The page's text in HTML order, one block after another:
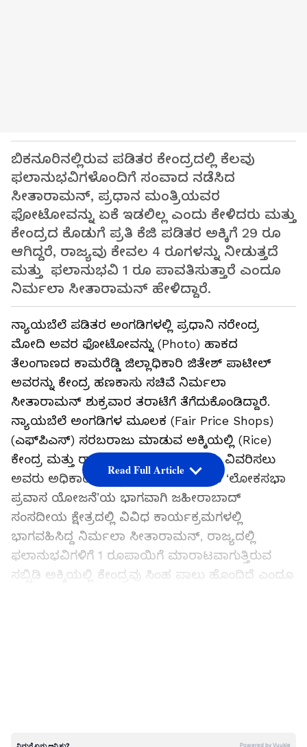
ಬಿಕನೂರಿನಲ್ಲಿರುವ ಪಡಿತರ ಕೇಂದ್ರದಲ್ಲಿ ಕೆಲವು
ಫಲಾನುಭವಿಗಳೊಂದಿಗೆ ಸಂವಾದ ನಡೆಸಿದ
ಸೀತಾರಾಮನ್, ಪ್ರಧಾನ ಮಂತ್ರಿಯವರ
ಫೋಟೋವನ್ನು ಏಕೆ ಇಡಲಿಲ್ಲ ಎಂದು ಕೇಳಿದರು ಮತ್ತು
ಕೇಂದ್ರದ ಕೊಡುಗೆ ಪ್ರತಿ ಕೆಜಿ ಪಡಿತರ ಅಕ್ಕಿಗೆ 29 ರೂ
ಆಗಿದ್ದರೆ, ರಾಜ್ಯವು ಕೇವಲ 4 ರೂಗಳನ್ನು ನೀಡುತ್ತದೆ
ಮತ್ತು ಫಲಾನುಭವಿ 1 ರೂ ಪಾವತಿಸುತ್ತಾರೆ ಎಂದೂ
ನಿರ್ಮಲಾ ಸೀತಾರಾಮನ್‌ ಹೇಳಿದ್ದಾರೆ.
ನ್ಯಾಯಬೆಲೆ ಪಡಿತರ ಅಂಗಡಿಗಳಲ್ಲಿ ಪ್ರಧಾನಿ ನರೇಂದ್ರ
ಮೋದಿ ಅವರ ಫೋಟೋವನ್ನು (Photo) ಹಾಕದ
ತೆಲಂಗಾಣದ ಕಾಮರೆಡ್ಡಿ ಜಿಲ್ಲಾಧಿಕಾರಿ ಜಿತೇಶ್ ಪಾಟೀಲ್
ಅವರನ್ನು ಕೇಂದ್ರ ಹಣಕಾಸು ಸಚಿವೆ ನಿರ್ಮಲಾ
ಸೀತಾರಾಮನ್ ಶುಕ್ರವಾರ ತರಾಟೆಗೆ ತೆಗೆದುಕೊಂಡಿದ್ದಾರೆ.
ನ್ಯಾಯಬೆಲೆ ಅಂಗಡಿಗಳ ಮೂಲಕ (Fair Price Shops)
(ಎಫ್‌ಪಿಎಸ್) ಸರಬರಾಜು ಮಾಡುವ ಅಕ್ಕಿಯಲ್ಲಿ (Rice)
ಕೇಂದ್ರ ಮತ್ತು ರಾಜ್ಯಗಳ ಪಾಲು ಎಷ್ಟು ಎಂದು ವಿವರಿಸಲು
ಅವರು ಅಧಿಕಾರಿಯನ್ನು ಕೇಳಿದರು. ಬಿಜೆಪಿಯ ‘ಲೋಕಸಭಾ
ಪ್ರವಾಸ ಯೋಜನೆ’ಯ ಭಾಗವಾಗಿ ಜಹೀರಾಬಾದ್
ಸಂಸದೀಯ ಕ್ಷೇತ್ರದಲ್ಲಿ ವಿವಿಧ ಕಾರ್ಯಕ್ರಮಗಳಲ್ಲಿ
ಭಾಗವಹಿಸಿದ್ದ ನಿರ್ಮಲಾ ಸೀತಾರಾಮನ್, ರಾಜ್ಯದಲ್ಲಿ
ಫಲಾನುಭವಿಗಳಿಗೆ 1 ರೂಪಾಯಿಗೆ ಮಾರಾಟವಾಗುತ್ತಿರುವ
ಸಬ್ಸಿಡಿ ಅಕ್ಕಿಯಲ್ಲಿ ಕೇಂದ್ರವು ಸಿಂಹ ಪಾಲು ಹೊಂದಿದೆ ಎಂದೂ
Read Full Article